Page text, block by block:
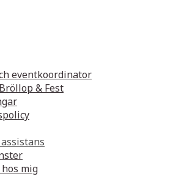
eventkoordinator
& Fest
mig